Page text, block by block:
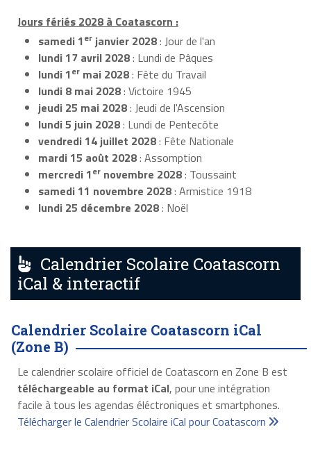
Jours fériés 2028 à Coatascorn :
samedi 1er janvier 2028: Jour de l'an
lundi 17 avril 2028: Lundi de Pâques
lundi 1er mai 2028: Fête du Travail
lundi 8 mai 2028: Victoire 1945
jeudi 25 mai 2028: Jeudi de l'Ascension
lundi 5 juin 2028: Lundi de Pentecôte
vendredi 14 juillet 2028: Fête Nationale
mardi 15 août 2028: Assomption
mercredi 1er novembre 2028: Toussaint
samedi 11 novembre 2028: Armistice 1918
lundi 25 décembre 2028: Noël
Calendrier Scolaire Coatascorn
iCal & interactif
Calendrier Scolaire Coatascorn iCal
(Zone B)
Le calendrier scolaire officiel de Coatascorn en Zone B est
téléchargeable au format iCal, pour une intégration
facile à tous les agendas éléctroniques et smartphones.
Télécharger le Calendrier Scolaire iCal pour Coatascorn